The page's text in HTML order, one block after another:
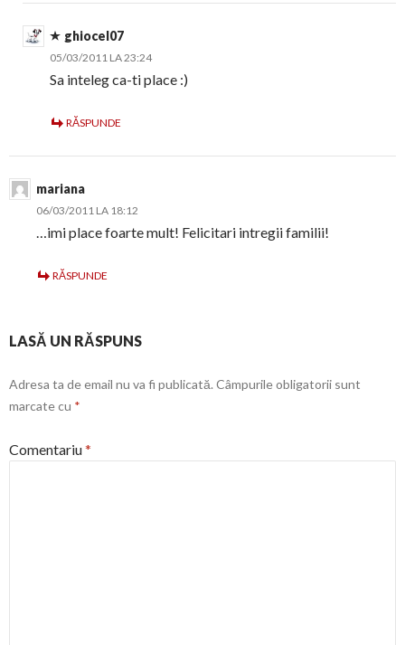
ghiocel07
05/03/2011 LA 23:24
Sa inteleg ca-ti place :)
RĂSPUNDE
mariana
06/03/2011 LA 18:12
…imi place foarte mult! Felicitari intregii familii!
RĂSPUNDE
LASĂ UN RĂSPUNS
Adresa ta de email nu va fi publicată. Câmpurile obligatorii sunt
marcate cu *
Comentariu*